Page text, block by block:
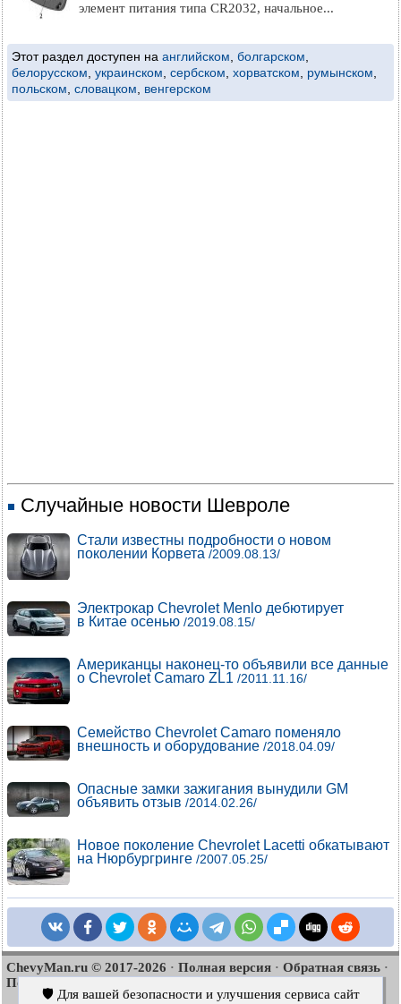
элемент питания типа CR2032, начальное...
Этот раздел доступен на английском болгарском
белорусском украинском сербском хорватском румынском
польском словацком венгерском
Случайные новости Шевроле
Стали известны подробности о новом
поколении Корвета /2009.08.13/
Электрокар Chevrolet Menlo дебютирует
в Китае осенью /2019.08.15/
Американцы наконец-то объявили все данные
о Chevrolet Camaro ZL1 /2011.11.16/
Семейство Chevrolet Camaro поменяло
внешность и оборудование /2018.04.09/
Опасные замки зажигания вынудили GM
объявить отзыв /2014.02.26/
Новое поколение Chevrolet Lacetti обкатывают
на Нюрбургринге /2007.05.25/
ChevyMan.ru © 2017-2026 · Полная версия · Обратная связь ·
Поиск по сайту
🛡️ Для вашей безопасности и улучшения сервиса сайт